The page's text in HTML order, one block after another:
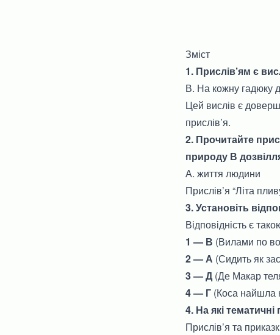
Зміст
1. Прислів’ям є
В. На кожну гадюку
Цей вислів є
прислів’я.
2. Прочитайте
природу В
А. життя людини
Прислів’я “Літа
3. Установіть
Відповідність є
1 — В (Вилами по
2 — А (Сидить як
3 — Д (Де Макар
4 — Г (Коса найшла
4. На які
Прислів’я та